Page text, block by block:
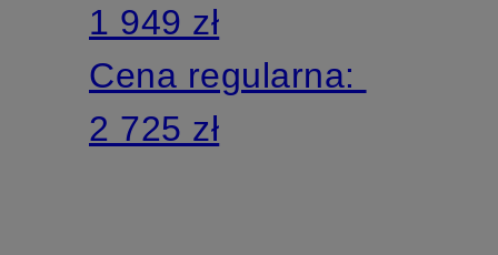
1 949 zł
Cena regularna:
2 725 zł